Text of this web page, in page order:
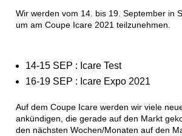
Wir werden vom 14. bis 19. September in
um am Coupe Icare 2021 teilzunehmen.
14-15 SEP : Icare Test
16-19 SEP : Icare Expo 2021
Auf dem Coupe Icare werden wir viele
ankündigen, die gerade auf den Markt
den nächsten Wochen/Monaten auf den